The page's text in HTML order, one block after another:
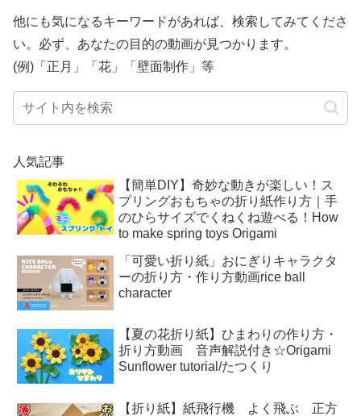
他にも気になるキーワードがあれば、検索してみてくださ
い。必ず、あなたの目的の動画が見つかります。
(例)「正月」「花」「壁面制作」等
人気記事
【簡単DIY】奇妙な動きが楽しい！ス
プリングおもちゃの折り紙作り方｜手
のひらサイズでくねくね遊べる！How
to make spring toys Origami
「可愛い折り紙」おにぎりキャラクタ
ーの折り方・作り方動画rice ball
character
【夏の花折り紙】ひまわりの作り方・
折り方動画 音声解説付き☆Origami
Sunflower tutorial/たつくり
【折り紙】紙飛行機 よく飛ぶ 正方